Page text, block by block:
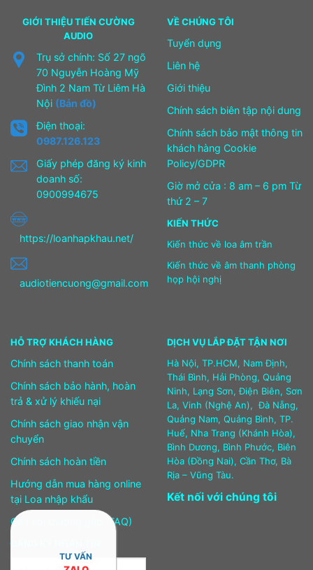
GIỚI THIỆU TIẾN CƯỜNG
AUDIO
Trụ sở chính: Số 27 ngõ
70 Nguyễn Hoàng Mỹ
Đình 2 Nam Từ Liêm Hà
Nội (Bản đồ)
Điện thoại:
0987.126.123
Giấy phép đăng ký kinh
doanh số:
0900994675
https://loanhapkhau.net/
audiotiencuong@gmail.com
VỀ CHÚNG TÔI
Tuyển dụng
Liên hệ
Giới thiệu
Chính sách biên tập nội dung
Chính sách bảo mật thông tin
khách hàng Cookie
Policy/GDPR
Giờ mở cửa : 8 am – 6 pm Từ
thứ 2 – 7
KIẾN THỨC
Kiến thức về loa âm trần
Kiến thức về âm thanh phòng
họp hội nghị
HỖ TRỢ KHÁCH HÀNG
Chính sách thanh toán
Chính sách bảo hành, hoàn
trả & xử lý khiếu nại
Chính sách giao nhận vận
chuyển
Chính sách hoàn tiền
Hướng dẫn mua hàng online
tại Loa nhập khẩu
Câu hỏi thường gặp (FAQ)
DỊCH VỤ LẮP ĐẶT TẬN NƠI
Hà Nội, TP.HCM, Nam Định,
Thái Bình, Hải Phòng, Quảng
Ninh, Lạng Sơn, Điện Biên, Sơn
La, Vinh (Nghệ An), Đà Nẵng,
Quảng Nam, Quảng Bình, TP.
Huế, Nha Trang (Khánh Hòa),
Bình Dương, Bình Phước, Biên
Hòa (Đồng Nai), Cần Thơ, Bà
Rịa – Vũng Tàu.
Kết nối với chúng tôi
TƯ VẤN